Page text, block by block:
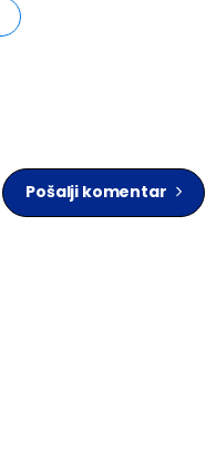
Pošalji komentar